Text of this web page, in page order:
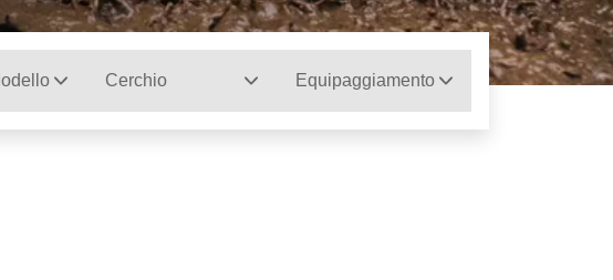
Cerchio Equipaggiamento